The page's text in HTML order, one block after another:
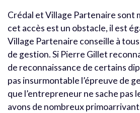
Crédal et Village Partenaire sont
cet accès est un obstacle, il est
Village Partenaire conseille à
de gestion. Si Pierre Gillet
de reconnaissance de certains
pas insurmontable l’épreuve de
que l’entrepreneur ne sache pas
avons de nombreux